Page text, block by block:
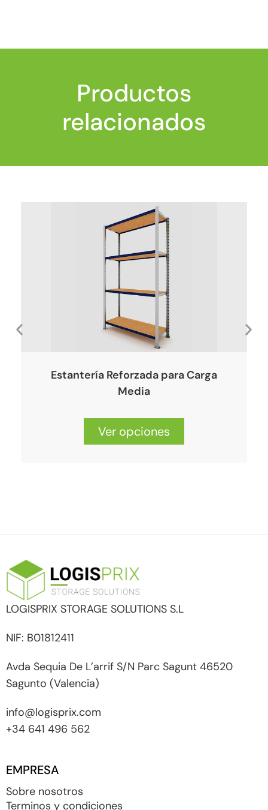
Productos
relacionados
Estantería Reforzada para Carga
Media
Ver opciones
LOGISPRIX STORAGE SOLUTIONS S.L
NIF: B01812411
Avda Sequia De L’arrif S/N Parc Sagunt 46520
Sagunto (Valencia)
info@logisprix.com
+34 641 496 562
EMPRESA
Sobre nosotros
Terminos y condiciones